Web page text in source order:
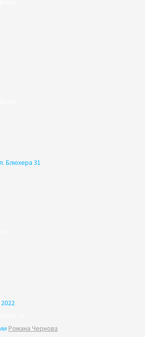
Блюхера 31
Романа Чернова